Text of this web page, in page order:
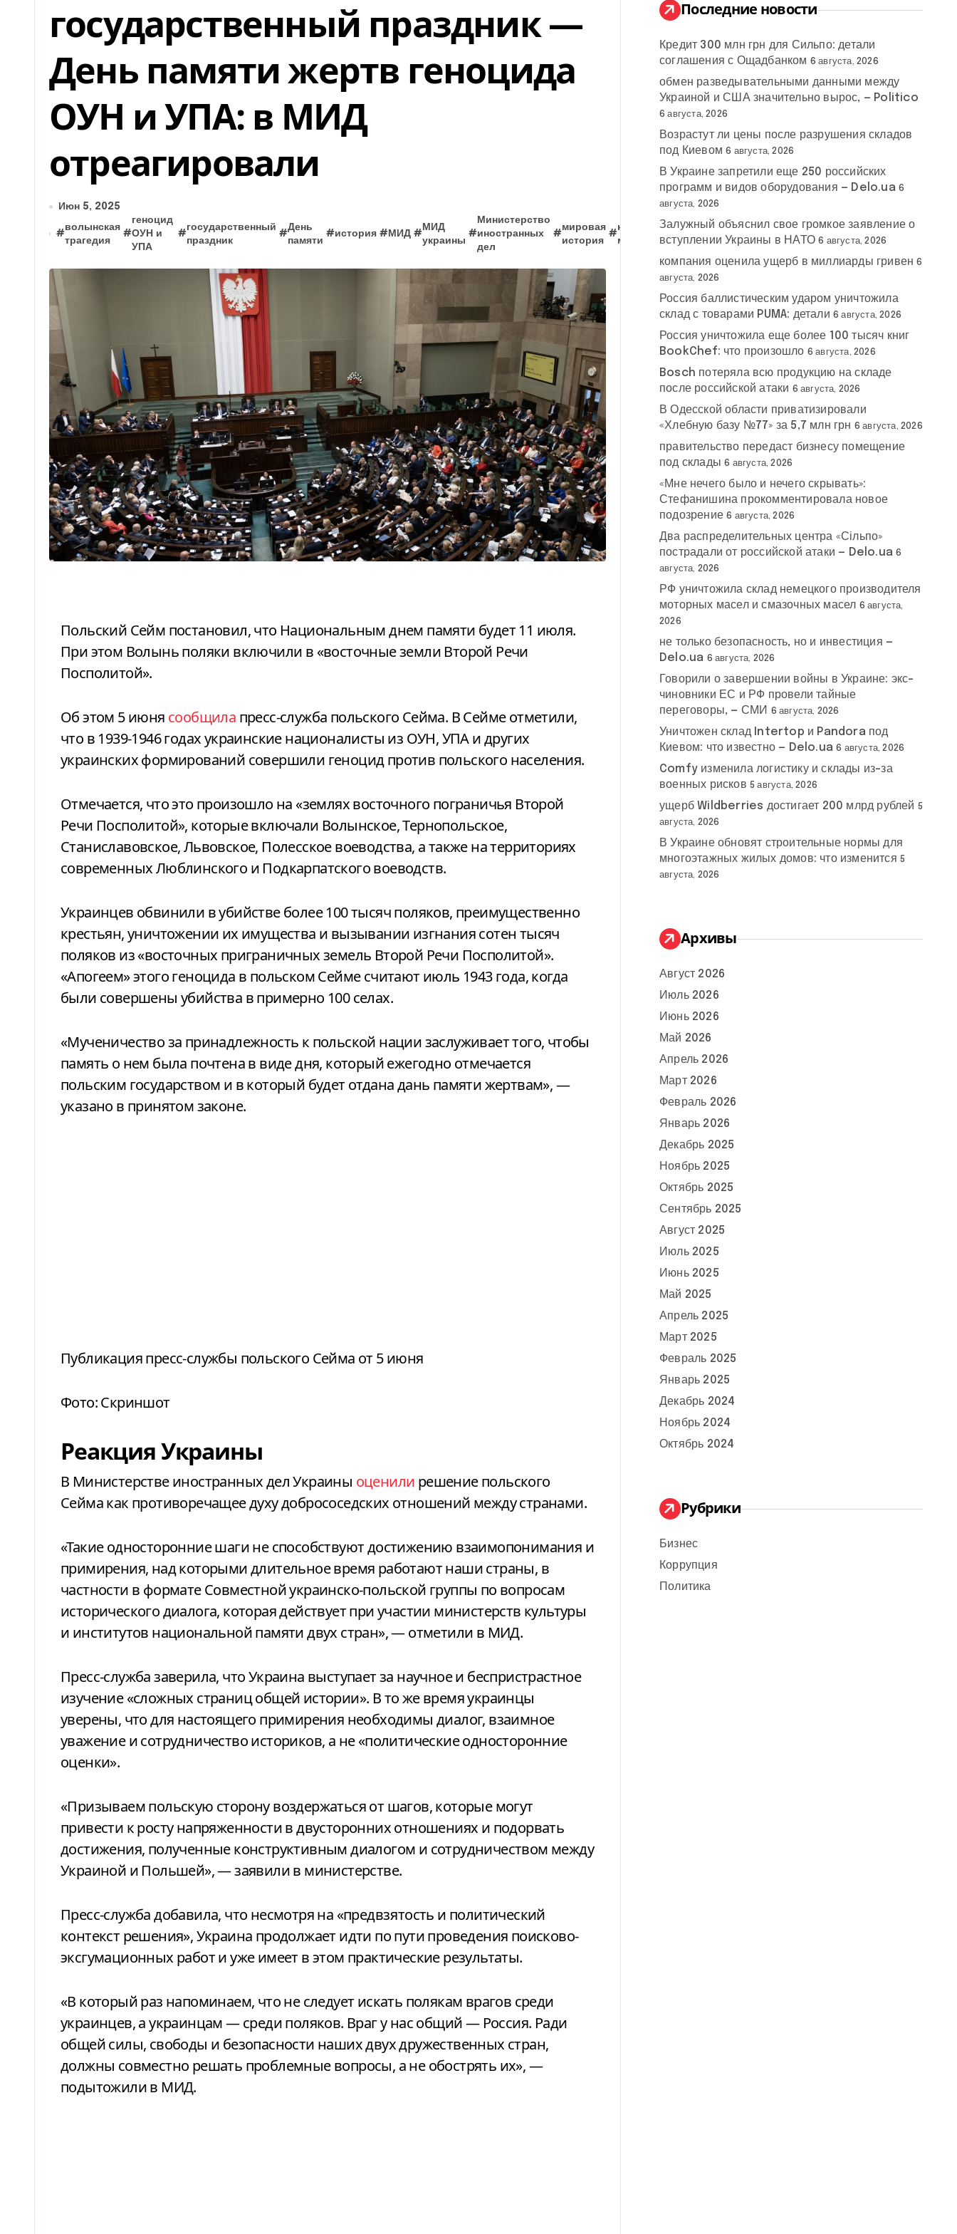
государственный праздник —
День памяти жертв геноцида
ОУН и УПА: в МИД
отреагировали
Июн 5, 2025
#
волынская
трагедия
#
геноцид
ОУН и
УПА
#
государственный
праздник
#
День
памяти
#история #МИД #
МИД
украины
#
Министерство
иностранных
дел
#
мировая
история
#
новости
мира
новости
Украины
#ОУН Польша #
Украина
и
Польша
Польский Сейм постановил, что Национальным днем памяти будет 11 июля.
При этом Волынь поляки включили в «восточные земли Второй Речи
Посполитой».
Об этом 5 июня сообщила пресс-служба польского Сейма. В Сейме отметили,
что в 1939-1946 годах украинские националисты из ОУН, УПА и других
украинских формирований совершили геноцид против польского населения.
Отмечается, что это произошло на «землях восточного пограничья Второй
Речи Посполитой», которые включали Волынское, Тернопольское,
Станиславовское, Львовское, Полесское воеводства, а также на территориях
современных Люблинского и Подкарпатского воеводств.
Украинцев обвинили в убийстве более 100 тысяч поляков, преимущественно
крестьян, уничтожении их имущества и вызывании изгнания сотен тысяч
поляков из «восточных приграничных земель Второй Речи Посполитой».
«Апогеем» этого геноцида в польском Сейме считают июль 1943 года, когда
были совершены убийства в примерно 100 селах.
«Мученичество за принадлежность к польской нации заслуживает того, чтобы
память о нем была почтена в виде дня, который ежегодно отмечается
польским государством и в который будет отдана дань памяти жертвам», —
указано в принятом законе.
Публикация пресс-службы польского Сейма от 5 июня
Фото: Скриншот
Реакция Украины
В Министерстве иностранных дел Украины оценили решение польского
Сейма как противоречащее духу добрососедских отношений между странами.
«Такие односторонние шаги не способствуют достижению взаимопонимания и
примирения, над которыми длительное время работают наши страны, в
частности в формате Совместной украинско-польской группы по вопросам
исторического диалога, которая действует при участии министерств культуры
и институтов национальной памяти двух стран», — отметили в МИД.
Пресс-служба заверила, что Украина выступает за научное и беспристрастное
изучение «сложных страниц общей истории». В то же время украинцы
уверены, что для настоящего примирения необходимы диалог, взаимное
уважение и сотрудничество историков, а не «политические односторонние
оценки».
«Призываем польскую сторону воздержаться от шагов, которые могут
привести к росту напряженности в двусторонних отношениях и подорвать
достижения, полученные конструктивным диалогом и сотрудничеством между
Украиной и Польшей», — заявили в министерстве.
Пресс-служба добавила, что несмотря на «предвзятость и политический
контекст решения», Украина продолжает идти по пути проведения поисково-
эксгумационных работ и уже имеет в этом практические результаты.
«В который раз напоминаем, что не следует искать полякам врагов среди
украинцев, а украинцам — среди поляков. Враг у нас общий — Россия. Ради
общей силы, свободы и безопасности наших двух дружественных стран,
должны совместно решать проблемные вопросы, а не обострять их», —
подытожили в МИД.
:
Последние новости
Кредит 300 млн грн для Сильпо: детали
соглашения с Ощадбанком 6 августа, 2026
обмен разведывательными данными между
Украиной и США значительно вырос, — Politico
6 августа, 2026
Возрастут ли цены после разрушения складов
под Киевом 6 августа, 2026
В Украине запретили еще 250 российских
программ и видов оборудования — Delo.ua 6
августа, 2026
Залужный объяснил свое громкое заявление о
вступлении Украины в НАТО 6 августа, 2026
компания оценила ущерб в миллиарды гривен 6
августа, 2026
Россия баллистическим ударом уничтожила
склад с товарами PUMA: детали 6 августа, 2026
Россия уничтожила еще более 100 тысяч книг
BookChef: что произошло 6 августа, 2026
Bosch потеряла всю продукцию на складе
после российской атаки 6 августа, 2026
В Одесской области приватизировали
«Хлебную базу №77» за 5,7 млн грн 6 августа, 2026
правительство передаст бизнесу помещение
под склады 6 августа, 2026
«Мне нечего было и нечего скрывать»:
Стефанишина прокомментировала новое
подозрение 6 августа, 2026
Два распределительных центра «Сільпо»
пострадали от российской атаки — Delo.ua 6
августа, 2026
РФ уничтожила склад немецкого производителя
моторных масел и смазочных масел 6 августа,
2026
не только безопасность, но и инвестиция —
Delo.ua 6 августа, 2026
Говорили о завершении войны в Украине: экс-
чиновники ЕС и РФ провели тайные
переговоры, — СМИ
6 августа, 2026
Уничтожен склад Intertop и Pandora под
Киевом: что известно — Delo.ua 6 августа, 2026
Comfy изменила логистику и склады из-за
военных рисков 5 августа, 2026
ущерб Wildberries достигает 200 млрд рублей 5
августа, 2026
В Украине обновят строительные нормы для
многоэтажных жилых домов: что изменится 5
августа, 2026
Архивы
Август 2026
Июль 2026
Июнь 2026
Май 2026
Апрель 2026
Март 2026
Февраль 2026
Январь 2026
Декабрь 2025
Ноябрь 2025
Октябрь 2025
Сентябрь 2025
Август 2025
Июль 2025
Июнь 2025
Май 2025
Апрель 2025
Март 2025
Февраль 2025
Январь 2025
Декабрь 2024
Ноябрь 2024
Октябрь 2024
Рубрики
Бизнес
Коррупция
Политика